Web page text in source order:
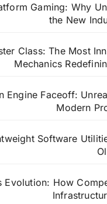
Gaming: Why
the New
Class: The Most
Mechanics
Engine Faceoff:
Modern
Software
Evolution: How